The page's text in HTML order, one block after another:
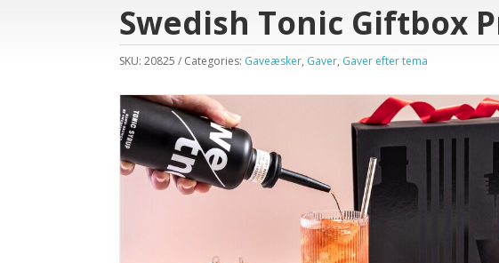
Swedish Tonic Giftbox
SKU:20825 Categories: Gaveæsker, Gaver, Gaver efter tema